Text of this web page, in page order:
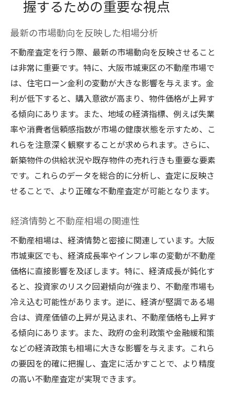
握するための重要な視点
最新の市場動向を反映した相場分析
不動産査定を行う際、最新の市場動向を反映させること
は非常に重要です。特に、大阪市城東区の不動産市場で
は、住宅ローン金利の変動が大きな影響を与えます。金
利が低下すると、購入意欲が高まり、物件価格が上昇す
る傾向にあります。また、地域の経済指標、例えば失業
率や消費者信頼感指数が市場の健康状態を示すため、こ
れらを注意深く観察することが求められます。さらに、
新築物件の供給状況や既存物件の売れ行きも重要な要素
です。これらのデータを総合的に分析し、査定に反映さ
せることで、より正確な不動産査定が可能となります。
経済情勢と不動産相場の関連性
不動産相場は、経済情勢と密接に関連しています。大阪
市城東区でも、経済成長率やインフレ率の変動が不動産
価格に直接影響を及ぼします。特に、経済成長が鈍化す
ると、投資家のリスク回避傾向が強まり、不動産市場も
冷え込む可能性があります。逆に、経済が堅調である場
合は、資産価値の上昇が見込まれ、不動産価格も上昇す
る傾向にあります。また、政府の金利政策や金融緩和策
などの経済政策も相場に大きな影響を与えます。これら
の要因を的確に把握し、査定に活かすことで、より精度
の高い不動産査定が実現できます。